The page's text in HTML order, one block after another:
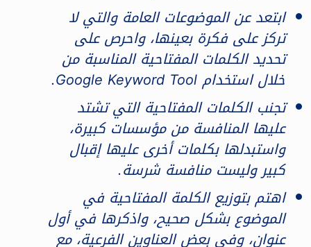
ابتعد عن الموضوعات العامة والتي لا
تركز على فكرة بعينها، واحرص على
تحديد الكلمات المفتاحية المناسبة من
خلال استخدام Google Keyword Tool.
تجنب الكلمات المفتاحية التي تشتد
عليها المنافسة من مؤسسات كبيرة،
واستبدلها بكلمات أخرى عليها إقبال
كبير وليست منافسة شرسة.
اهتم بتوزيع الكلمة المفتاحية في
الموضوع بشكل صحيح، واذكرها في أول
عنوان، وفي بعض العناوين الفرعية، مع